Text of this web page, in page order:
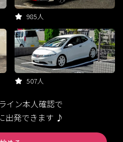
985人
507人
イン本人確認で
出発できます ♪